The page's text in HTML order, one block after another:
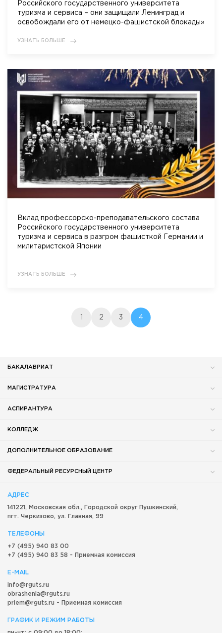
Российского государственного университета
туризма и сервиса – они защищали Ленинград и
освобождали его от немецко-фашистской блокады»
УЗНАТЬ БОЛЬШЕ
Вклад профессорско-преподавательского состава
Российского государственного университета
туризма и сервиса в разгром фашисткой Германии и
милитаристской Японии
УЗНАТЬ БОЛЬШЕ
2 3 4
БАКАЛАВРИАТ
МАГИСТРАТУРА
АСПИРАНТУРА
КОЛЛЕДЖ
ДОПОЛНИТЕЛЬНОЕ ОБРАЗОВАНИЕ
ФЕДЕРАЛЬНЫЙ РЕСУРСНЫЙ ЦЕНТР
АДРЕС
141221, Московская обл., Городской округ Пушкинский,
пгт. Черкизово, ул. Главная, 99
ТЕЛЕФОНЫ
+7 (495) 940 83 00
+7 (495) 940 83 58 - Приемная комиссия
E-MAIL
info@rguts.ru
obrashenia@rguts.ru
priem@rguts.ru - Приемная комиссия
ГРАФИК И РЕЖИМ РАБОТЫ